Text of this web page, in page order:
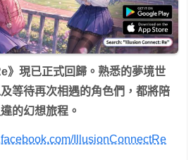
》現已正式回歸。熟悉的夢境世
等待再次相遇的角色們，都將陪
的幻想旅程。
IllusionConnectRe